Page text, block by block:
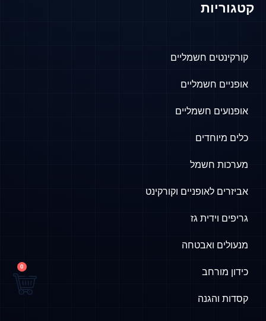
קטגוריות
קורקינטים חשמליים
אופניים חשמליים
אופנועים חשמליים
כלים מיוחדים
מערכות חשמל
אביזרים לאופניים וקורקינט
גריפים וידית גז
מנעולים ואבטחה
כידון מורחב
קסדות והגנה
0